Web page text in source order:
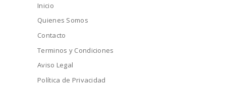
Inicio
Quienes Somos
Contacto
Terminos y Condiciones
Aviso Legal
Política de Privacidad